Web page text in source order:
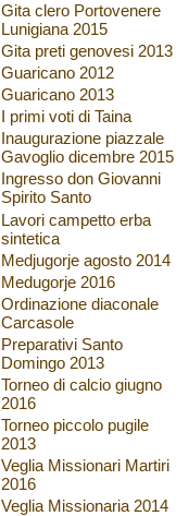
Gita clero Portovenere
Lunigiana 2015
Gita preti genovesi 2013
Guaricano 2012
Guaricano 2013
I primi voti di Taina
Inaugurazione piazzale
Gavoglio dicembre 2015
Ingresso don Giovanni
Spirito Santo
Lavori campetto erba
sintetica
Medjugorje agosto 2014
Medugorje 2016
Ordinazione diaconale
Carcasole
Preparativi Santo
Domingo 2013
Torneo di calcio giugno
2016
Torneo piccolo pugile
2013
Veglia Missionari Martiri
2016
Veglia Missionaria 2014